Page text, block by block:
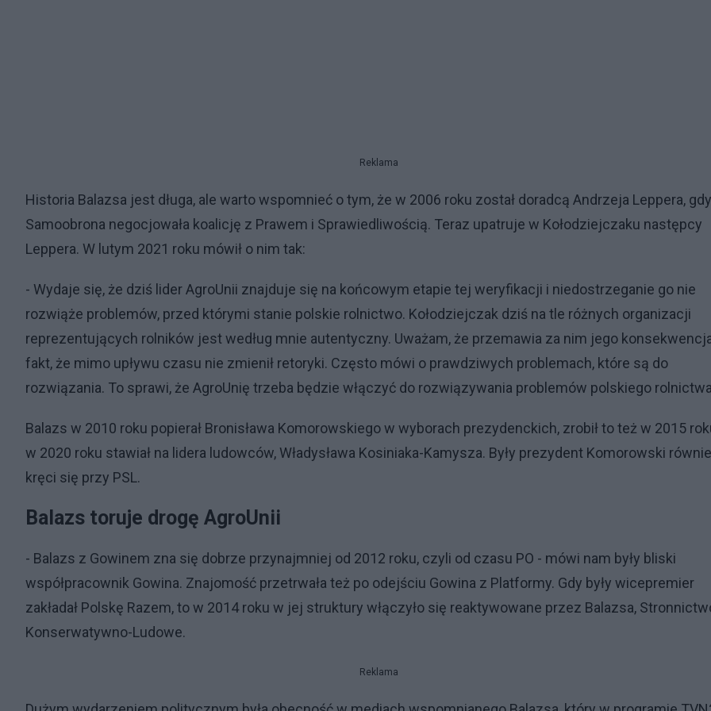
Reklama
Historia Balazsa jest długa, ale warto wspomnieć o tym, że w 2006 roku został doradcą Andrzeja Leppera, gdy
Samoobrona negocjowała koalicję z Prawem i Sprawiedliwością. Teraz upatruje w Kołodziejczaku następcy
Leppera. W lutym 2021 roku mówił o nim tak:
- Wydaje się, że dziś lider AgroUnii znajduje się na końcowym etapie tej weryfikacji i niedostrzeganie go nie
rozwiąże problemów, przed którymi stanie polskie rolnictwo. Kołodziejczak dziś na tle różnych organizacji
reprezentujących rolników jest według mnie autentyczny. Uważam, że przemawia za nim jego
fakt, że mimo upływu czasu nie zmienił retoryki. Często mówi o prawdziwych problemach, które są do
rozwiązania. To sprawi, że AgroUnię trzeba będzie włączyć do rozwiązywania problemów polskiego
Balazs w 2010 roku popierał Bronisława Komorowskiego w wyborach prezydenckich, zrobił to też w 2015
w 2020 roku stawiał na lidera ludowców, Władysława Kosiniaka-Kamysza. Były prezydent Komorowski
kręci się przy PSL.
Balazs toruje drogę AgroUnii
- Balazs z Gowinem zna się dobrze przynajmniej od 2012 roku, czyli od czasu PO - mówi nam były bliski
współpracownik Gowina. Znajomość przetrwała też po odejściu Gowina z Platformy. Gdy były wicepremier
zakładał Polskę Razem, to w 2014 roku w jej struktury włączyło się reaktywowane przez Balazsa,
Konserwatywno-Ludowe.
Reklama